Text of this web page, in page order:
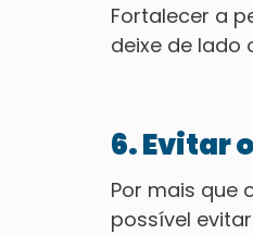
Fortalecer a
deixe de lado
6. Evitar
Por mais que
possível